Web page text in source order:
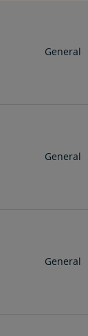
General
General
General